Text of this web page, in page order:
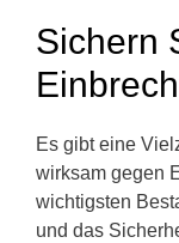
Sichern
Es gibt eine
wirksam gegen
wichtigsten
und das